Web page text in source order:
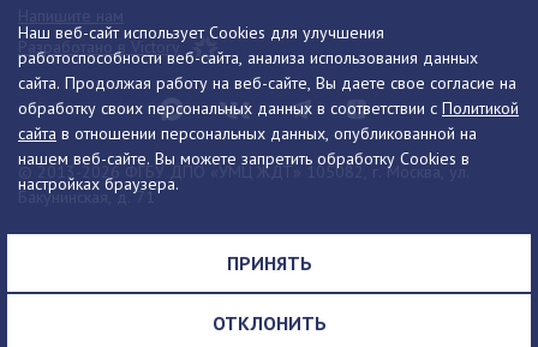
Наш веб-сайт использует Cookies для улучшения
работоспособности веб-сайта, анализа использования данных
сайта. Продолжая работу на веб-сайте, Вы даете свое согласие на
обработку своих персональных данных в соответствии с Политикой
сайта в отношении персональных данных, опубликованной на
нашем веб-сайте. Вы можете запретить обработку Cookies в
настройках браузера.
ПРИНЯТЬ
ОТКЛОНИТЬ
© 2013-2026 ФГБУ ДПО «УМЦ ЖДТ» 105082, г. Москва, ул.
Бакунинская, д. 71
Телефон:8 (495) 739-00-30 info@umczdt.ru
схема проезда
Разработано в Victory